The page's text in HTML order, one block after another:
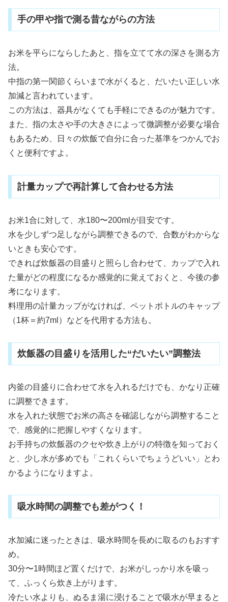
手の甲や指で測る昔ながらの方法
お米を平らにならしたあと、指を立てて水の深さを測る方
法。
中指の第一関節くらいまで水がくると、だいたい正しい水
加減と言われています。
この方法は、器具がなくても手軽にできるのが魅力です。
また、指の太さや手の大きさによって微調整が必要な場合
もあるため、日々の炊飯で自分に合った基準をつかんでお
くと便利ですよ。
計量カップで再計算して合わせる方法
お米1合に対して、水180〜200mlが目安です。
水を少しずつ足しながら調整できるので、合数がわからな
いときも安心です。
できれば炊飯器の目盛りと照らし合わせて、カップで入れ
た量がどの程度になるか感覚的に覚えておくと、今後の参
考になります。
料理用の計量カップがなければ、ペットボトルのキャップ
（1杯＝約7ml）などを代用する方法も。
炊飯器の目盛りを活用した“だいたい”調整法
内釜の目盛りに合わせて水を入れるだけでも、かなり正確
に調整できます。
水を入れた状態でお米の高さを確認しながら調整すること
で、感覚的に把握しやすくなります。
お手持ちの炊飯器のクセや炊き上がりの特徴を知っておく
と、少し水が多めでも「これくらいでちょうどいい」とわ
かるようになりますよ。
吸水時間の調整でも差がつく！
水加減に迷ったときは、吸水時間を長めに取るのもおすす
め。
30分〜1時間ほど置くだけで、お米がしっかり水を吸っ
て、ふっくら炊き上がります。
冷たい水よりも、ぬるま湯に浸けることで吸水が早まると